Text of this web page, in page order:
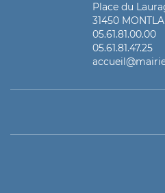
Place du
31450
05.61.81.00.00
05.61.81.47.25